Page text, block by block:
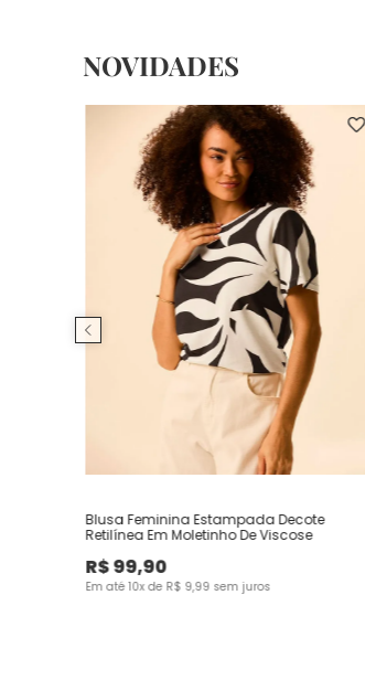
NOVIDADES
Blusa Feminina Estampada Decote
Retilínea Em Moletinho De Viscose
R$99,90
Em até10x de R$ 9,99 sem juros